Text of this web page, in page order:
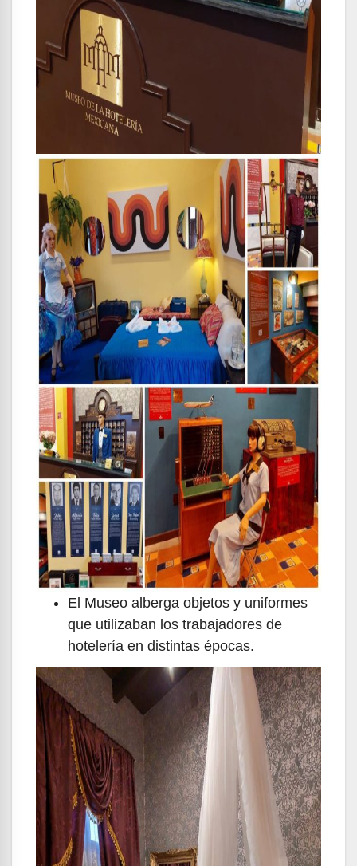
El Museo alberga objetos y uniformes
que utilizaban los trabajadores de
hotelería en distintas épocas.